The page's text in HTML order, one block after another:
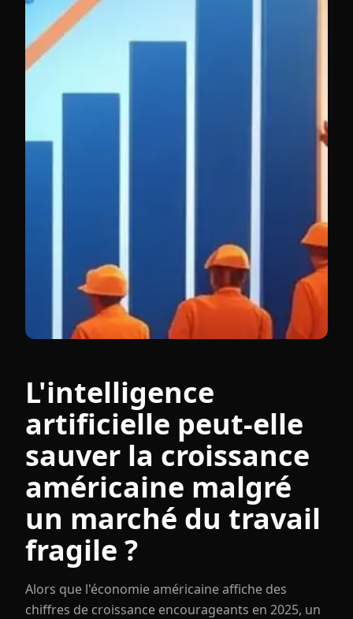
L'intelligence
artificielle peut-elle
sauver la croissance
américaine malgré
un marché du travail
fragile ?
Alors que l'économie américaine affiche des
chiffres de croissance encourageants en 2025, un